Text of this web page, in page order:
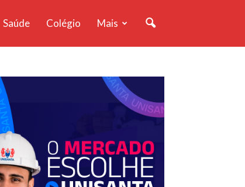
Saúde Colégio Mais